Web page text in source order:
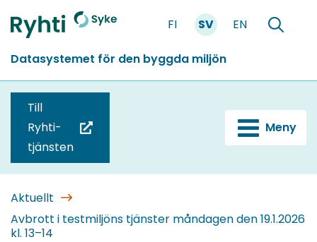
till
Förstasidan
FI SV EN
Söka
Datasystemet för den byggda miljön
Till
Ryhti-
tjänsten
blir
omdirigerad
till
en
Meny
Aktuellt
Avbrott i testmiljöns tjänster måndagen den 19.1.2026
kl. 13–14